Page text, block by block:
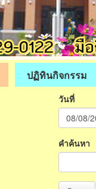
ปฏิทินกิจกรรม
วันที่
คำค้นหา